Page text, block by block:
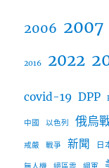
2006 2007
2016 2022
covid-19 DPP
中國 以色列 俄烏
戒嚴 戰爭 新聞 日